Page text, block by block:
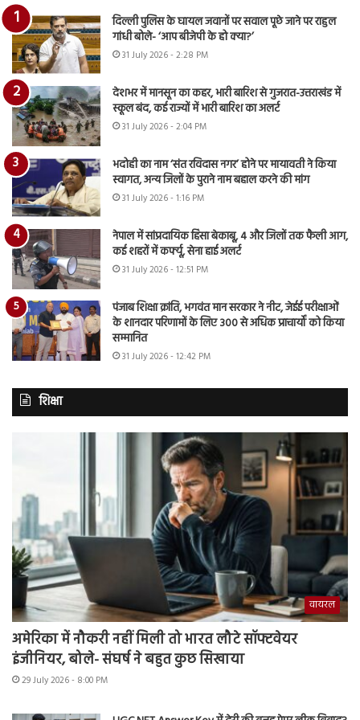
दिल्ली पुलिस के घायल जवानों पर सवाल पूछे जाने पर राहुल
गांधी बोले- ‘आप बीजेपी के हो क्या?’
31 July 2026 - 2:28 PM
देशभर में मानसून का कहर, भारी बारिश से गुजरात-उत्तराखंड में
स्कूल बंद, कई राज्यों में भारी बारिश का अलर्ट
31 July 2026 - 2:04 PM
भदोही का नाम ‘संत रविदास नगर’ होने पर मायावती ने किया
स्वागत, अन्य जिलों के पुराने नाम बहाल करने की मांग
31 July 2026 - 1:16 PM
नेपाल में सांप्रदायिक हिंसा बेकाबू, 4 और जिलों तक फैली आग,
कई शहरों में कर्फ्यू, सेना हाई अलर्ट
31 July 2026 - 12:51 PM
पंजाब शिक्षा क्रांति, भगवंत मान सरकार ने नीट, जेईई परीक्षाओं
के शानदार परिणामों के लिए 300 से अधिक प्राचार्यों को किया
सम्मानित
31 July 2026 - 12:42 PM
शिक्षा
वायरल
अमेरिका में नौकरी नहीं मिली तो भारत लौटे सॉफ्टवेयर
इंजीनियर, बोले- संघर्ष ने बहुत कुछ सिखाया
29 July 2026 - 8:00 PM